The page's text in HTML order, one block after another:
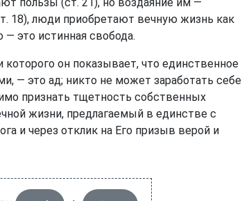
18), люди приобретают вечную жизнь как
это истинная свобода.
он показывает, что единственное
— это ад; никто не может заработать себе
признать тщетность собственных
жизни, предлагаемый в единстве с
и через отклик на Его призыв верой и